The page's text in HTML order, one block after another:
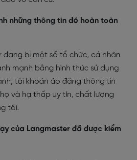
những thông tin đó hoàn toàn
đang bị một số tổ chức, cá nhân
mạnh bằng hình thức sử dụng
tài khoản ảo đăng thông tin
và hạ thấp uy tín, chất lượng
tôi.
của Langmaster đã được kiểm